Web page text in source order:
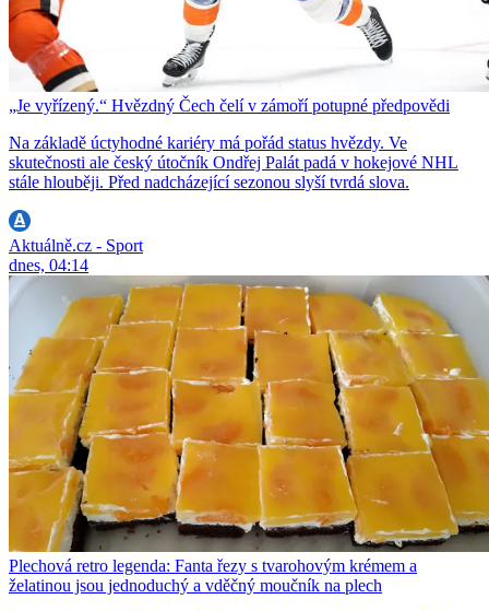
„Je vyřízený.“ Hvězdný Čech čelí v zámoří potupné předpovědi
Na základě úctyhodné kariéry má pořád status hvězdy. Ve
skutečnosti ale český útočník Ondřej Palát padá v hokejové NHL
stále hlouběji. Před nadcházející sezonou slyší tvrdá slova.
Aktuálně.cz - Sport
dnes, 04:14
Plechová retro legenda: Fanta řezy s tvarohovým krémem a
želatinou jsou jednoduchý a vděčný moučník na plech